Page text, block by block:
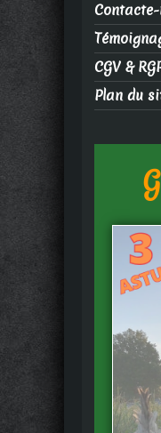
CGV &
Plan du